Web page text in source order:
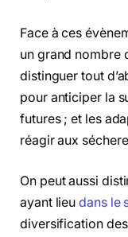
Face à ces
un grand nombre
distinguer tout
pour anticiper la
futures ; et les
réagir aux
On peut aussi
ayant lieudans le
diversification